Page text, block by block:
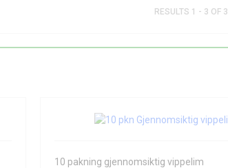
RESULTS 1 - 3 OF 3
10 pakning gjennomsiktig vippelim